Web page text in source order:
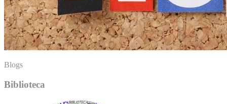
Blogs
Biblioteca